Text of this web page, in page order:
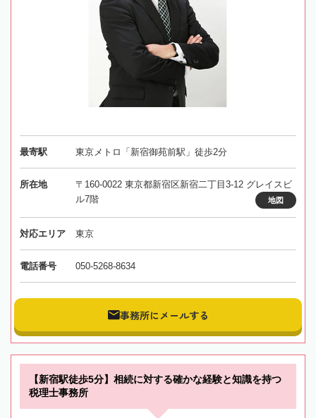
最寄駅 東京メトロ「新宿御苑前駅」徒歩2分
所在地
〒160-0022 東京都新宿区新宿二丁目3-12 グレイスビ
ル7階
地図
対応エリア 東京
電話番号 050-5268-8634
事務所にメールする
【新宿駅徒歩5分】相続に対する確かな経験と知識を持つ
税理士事務所